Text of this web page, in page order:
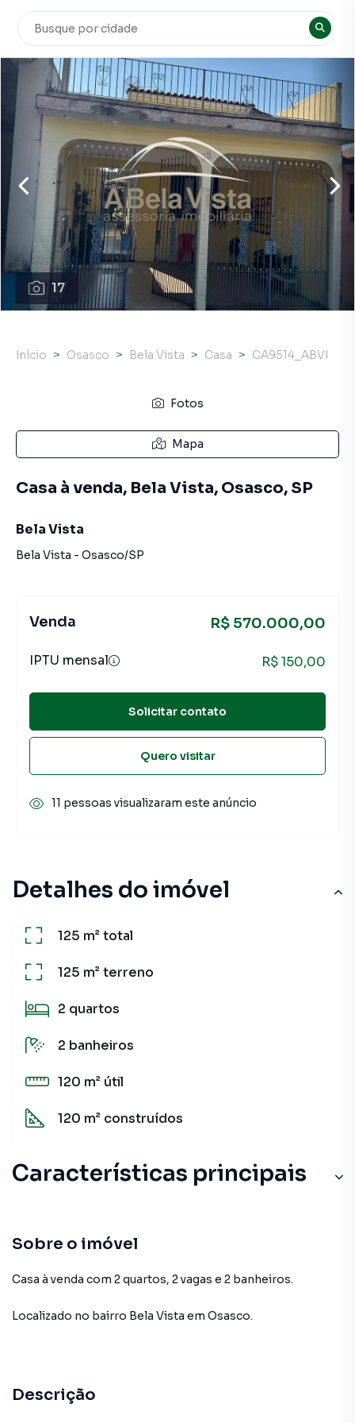
17
Detalhes do imóvel
125 m²total
125 m²terreno
2 quartos
2 banheiros
120 m² útil
120 m² construídos
Características principais
Sobre o imóvel
Casa à venda com 2 quartos, 2 vagas e 2 banheiros.
Localizado no bairro Bela Vista em Osasco.
Descrição
Início Osasco Bela Vista Casa CA9514_ABVI
Fotos
Mapa
Casa à venda, Bela Vista, Osasco, SP
Bela Vista
Bela Vista - Osasco/SP
Venda R$ 570.000,00
IPTU mensal R$ 150,00
Solicitar contato
Quero visitar
11 pessoas visualizaram este anúncio